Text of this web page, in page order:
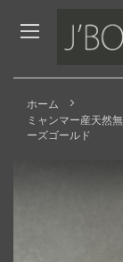
to
Content
ホーム
ミャンマー産天然
ーズゴールド